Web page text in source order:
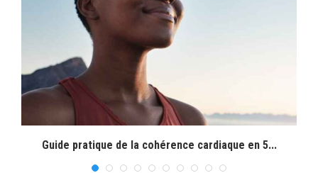
Guide pratique de la cohérence cardiaque en 5...